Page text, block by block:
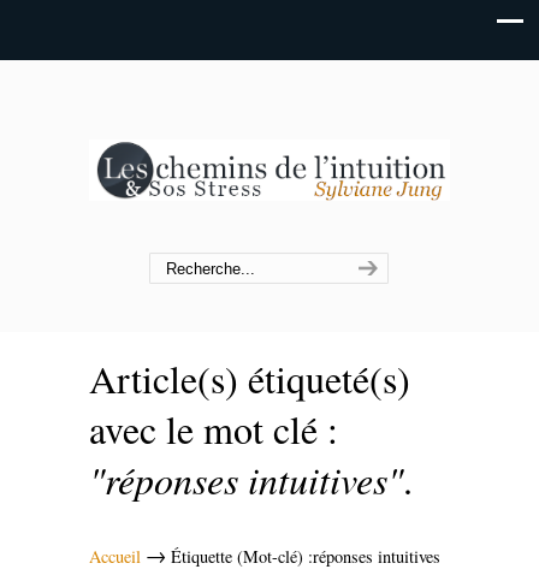
Article(s) étiqueté(s)
avec le mot clé :
"réponses intuitives".
Accueil → Étiquette (Mot-clé) :réponses intuitives